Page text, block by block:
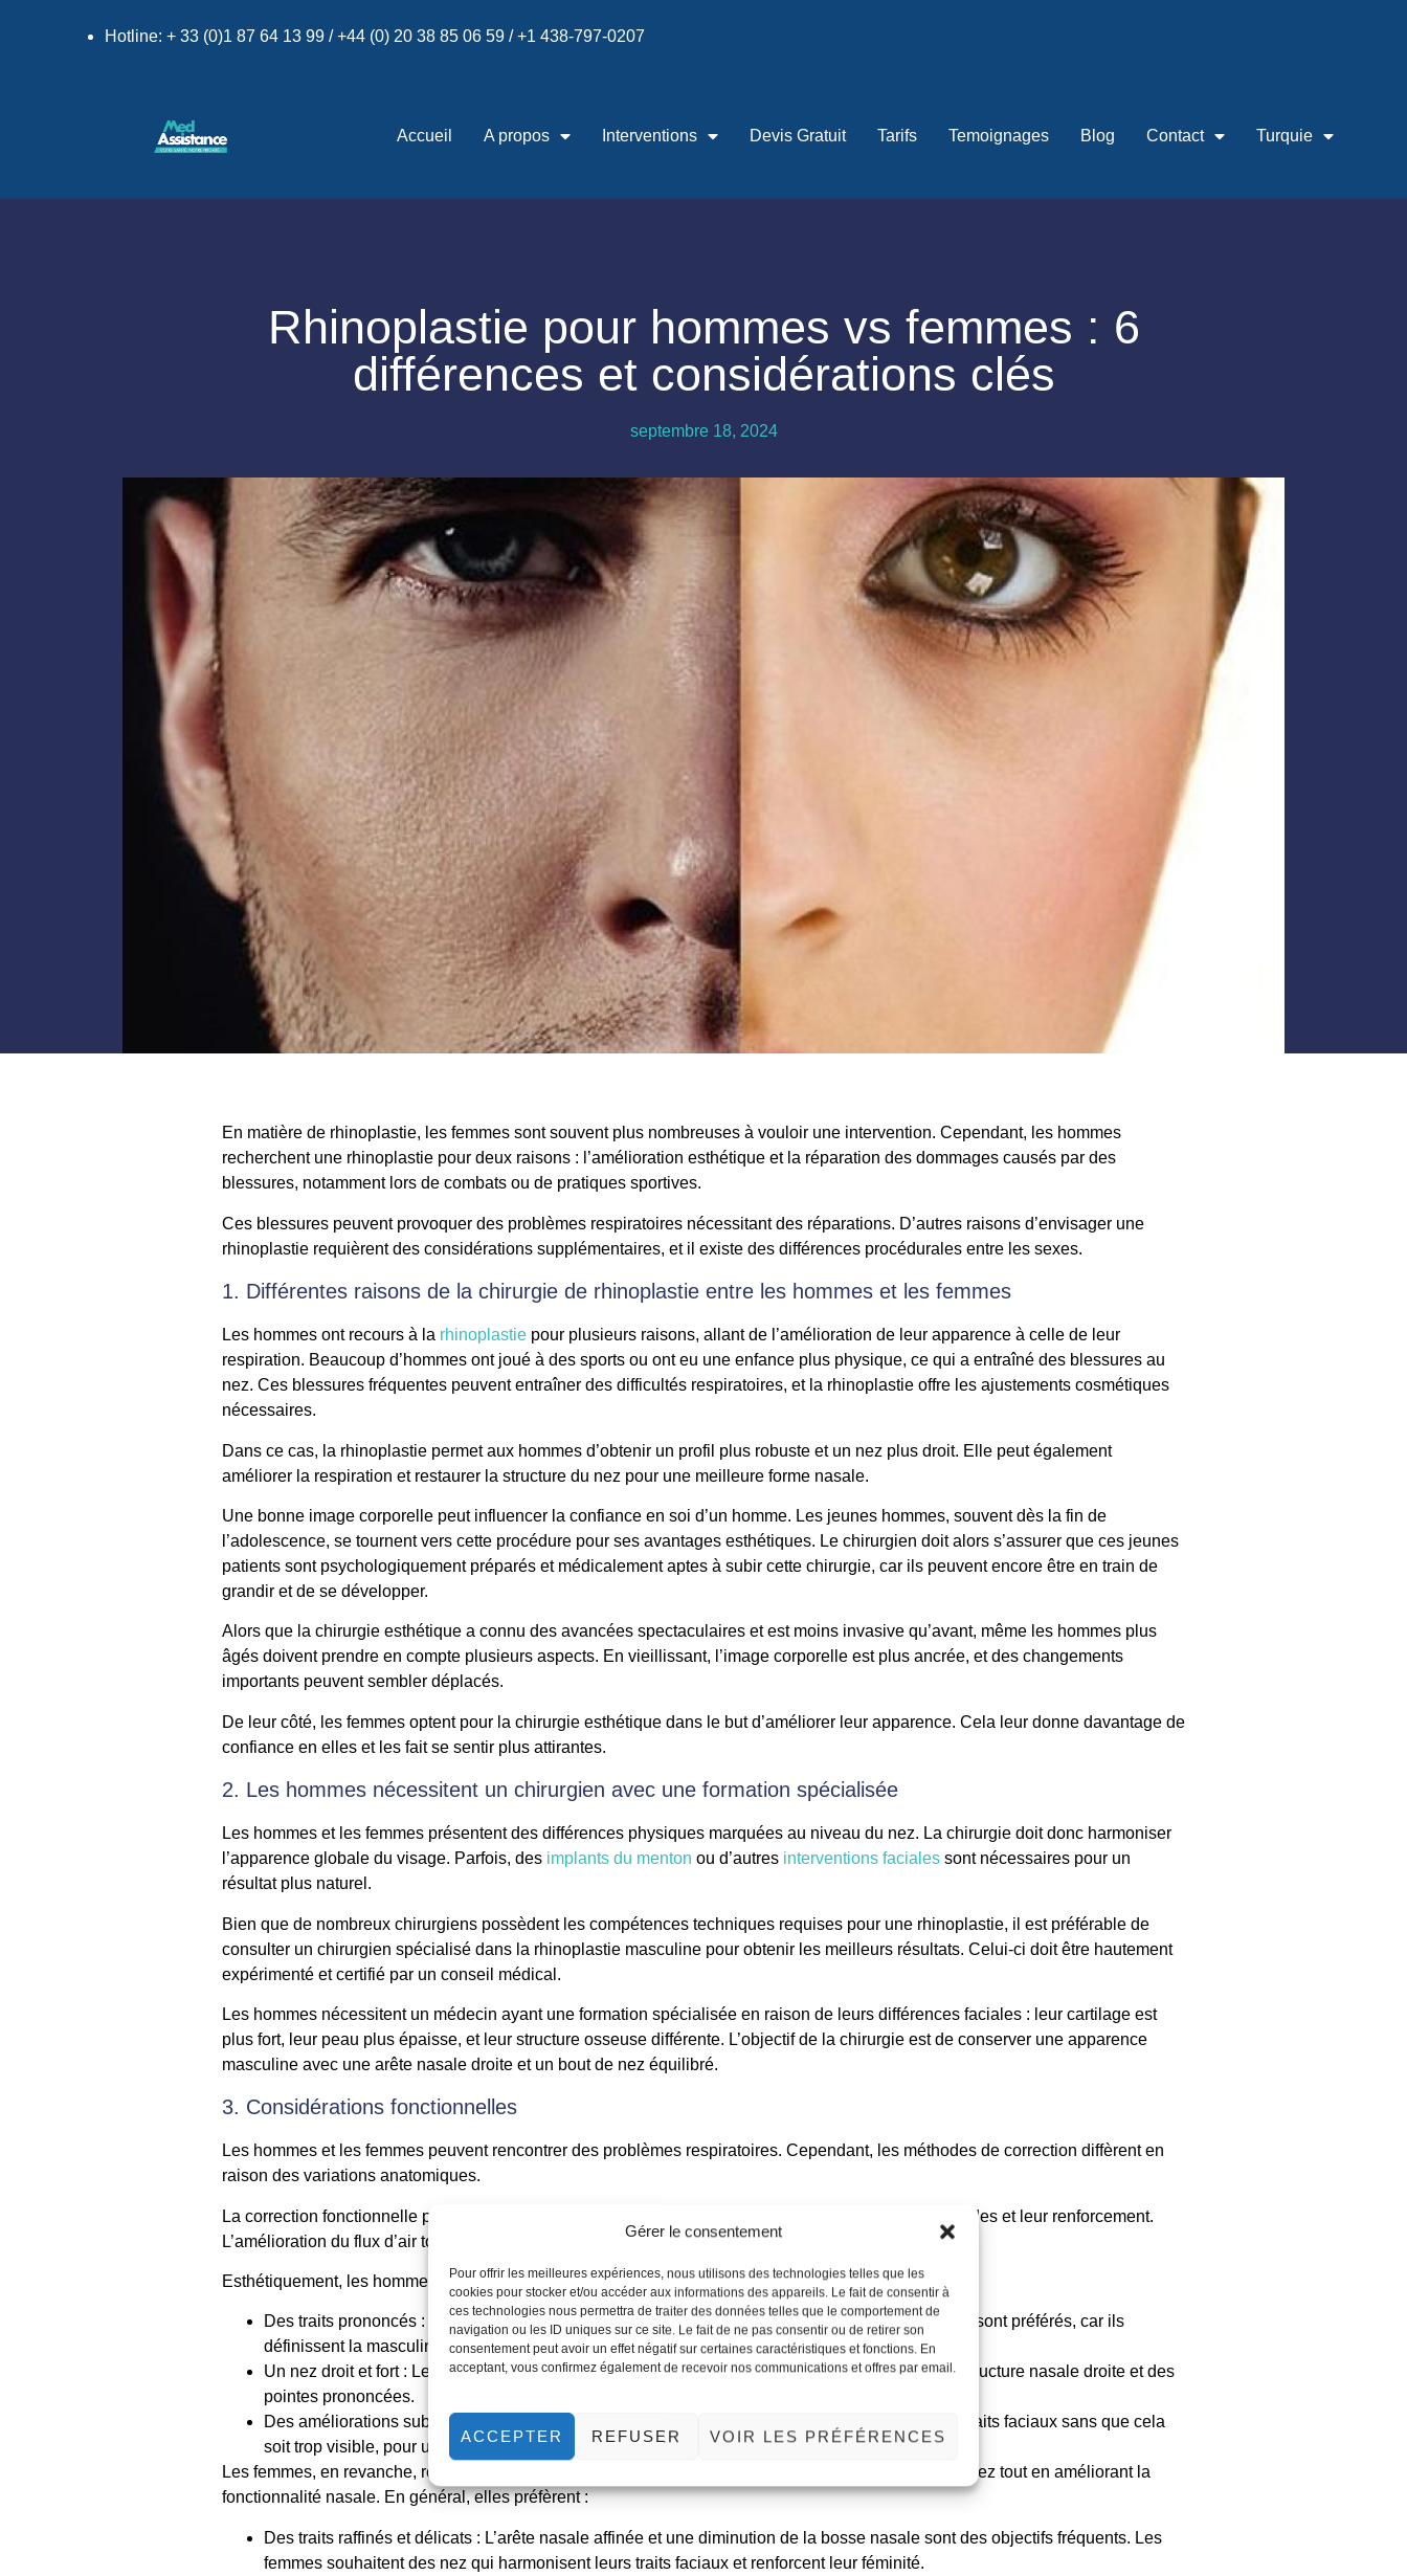
Gérer le consentement
Pour offrir les meilleures expériences, nous utilisons des technologies telles que les
cookies pour stocker et/ou accéder aux informations des appareils. Le fait de consentir à
ces technologies nous permettra de traiter des données telles que le comportement de
navigation ou les ID uniques sur ce site. Le fait de ne pas consentir ou de retirer son
consentement peut avoir un effet négatif sur certaines caractéristiques et fonctions. En
acceptant, vous confirmez également de recevoir nos communications et offres par email.
ACCEPTER REFUSER VOIR LES PRÉFÉRENCES
Hotline: + 33 (0)1 87 64 13 99 / +44 (0) 20 38 85 06 59 / +1 438-797-0207
Accueil A propos Interventions Devis Gratuit Tarifs Temoignages Blog Contact Turquie
Rhinoplastie pour hommes vs femmes : 6
différences et considérations clés
septembre 18, 2024
En matière de rhinoplastie, les femmes sont souvent plus nombreuses à vouloir une intervention. Cependant, les hommes
recherchent une rhinoplastie pour deux raisons : l’amélioration esthétique et la réparation des dommages causés par des
blessures, notamment lors de combats ou de pratiques sportives.
Ces blessures peuvent provoquer des problèmes respiratoires nécessitant des réparations. D’autres raisons d’envisager une
rhinoplastie requièrent des considérations supplémentaires, et il existe des différences procédurales entre les sexes.
1. Différentes raisons de la chirurgie de rhinoplastie entre les hommes et les femmes
Les hommes ont recours à la rhinoplastie pour plusieurs raisons, allant de l’amélioration de leur apparence à celle de leur
respiration. Beaucoup d’hommes ont joué à des sports ou ont eu une enfance plus physique, ce qui a entraîné des blessures au
nez. Ces blessures fréquentes peuvent entraîner des difficultés respiratoires, et la rhinoplastie offre les ajustements cosmétiques
nécessaires.
Dans ce cas, la rhinoplastie permet aux hommes d’obtenir un profil plus robuste et un nez plus droit. Elle peut également
améliorer la respiration et restaurer la structure du nez pour une meilleure forme nasale.
Une bonne image corporelle peut influencer la confiance en soi d’un homme. Les jeunes hommes, souvent dès la fin de
l’adolescence, se tournent vers cette procédure pour ses avantages esthétiques. Le chirurgien doit alors s’assurer que ces jeunes
patients sont psychologiquement préparés et médicalement aptes à subir cette chirurgie, car ils peuvent encore être en train de
grandir et de se développer.
Alors que la chirurgie esthétique a connu des avancées spectaculaires et est moins invasive qu’avant, même les hommes plus
âgés doivent prendre en compte plusieurs aspects. En vieillissant, l’image corporelle est plus ancrée, et des changements
importants peuvent sembler déplacés.
De leur côté, les femmes optent pour la chirurgie esthétique dans le but d’améliorer leur apparence. Cela leur donne davantage de
confiance en elles et les fait se sentir plus attirantes.
2. Les hommes nécessitent un chirurgien avec une formation spécialisée
Les hommes et les femmes présentent des différences physiques marquées au niveau du nez. La chirurgie doit donc harmoniser
l’apparence globale du visage. Parfois, des implants du menton ou d’autres interventions faciales sont nécessaires pour un
résultat plus naturel.
Bien que de nombreux chirurgiens possèdent les compétences techniques requises pour une rhinoplastie, il est préférable de
consulter un chirurgien spécialisé dans la rhinoplastie masculine pour obtenir les meilleurs résultats. Celui-ci doit être hautement
expérimenté et certifié par un conseil médical.
Les hommes nécessitent un médecin ayant une formation spécialisée en raison de leurs différences faciales : leur cartilage est
plus fort, leur peau plus épaisse, et leur structure osseuse différente. L’objectif de la chirurgie est de conserver une apparence
masculine avec une arête nasale droite et un bout de nez équilibré.
3. Considérations fonctionnelles
Les hommes et les femmes peuvent rencontrer des problèmes respiratoires. Cependant, les méthodes de correction diffèrent en
raison des variations anatomiques.
La correction fonctionnelle pour les hommes se concentre sur la réparation des passages nasaux solides et leur renforcement.
L’amélioration du flux d’air tout en conservant les caractéristiques masculines est essentielle.
Esthétiquement, les hommes recherchent :
Des traits prononcés : Des traits nasaux marqués qui s’alignent sur les traits plus forts du visage sont préférés, car ils
définissent la masculinité.
Un nez droit et fort : Les hommes veulent un nez qui reflète la force et la masculinité, avec une structure nasale droite et des
pointes prononcées.
Des améliorations subtiles : Ils souhaitent des changements subtils qui mettent en valeur leurs traits faciaux sans que cela
soit trop visible, pour un résultat naturel.
Les femmes, en revanche, recherchent un équilibre en préservant la structure délicate et féminine du nez tout en améliorant la
fonctionnalité nasale. En général, elles préfèrent :
Des traits raffinés et délicats : L’arête nasale affinée et une diminution de la bosse nasale sont des objectifs fréquents. Les
femmes souhaitent des nez qui harmonisent leurs traits faciaux et renforcent leur féminité.